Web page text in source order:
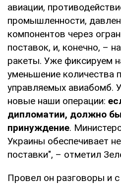
авиации,
промышленности,
компонентов через
поставок, и, конечно, –
ракеты. Уже фиксируем
уменьшение количества
управляемых авиабомб.
новые наши операции:
дипломатии, должно
принуждение.
Украины обеспечивает
поставки", – отметил
Провел он разговоры и